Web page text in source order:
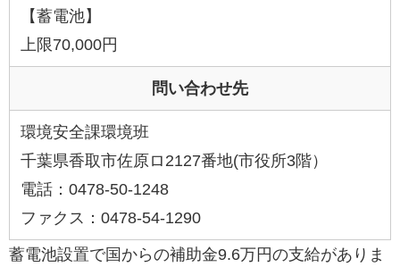
【蓄電池】
上限70,000円
問い合わせ先
環境安全課環境班
千葉県香取市佐原ロ2127番地(市役所3階）
電話：0478-50-1248
ファクス：0478-54-1290
蓄電池設置で国からの補助金9.6万円の支給がありま